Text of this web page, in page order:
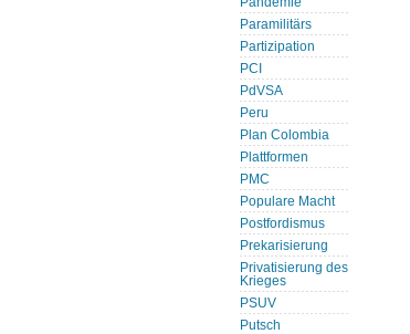
Paramilitärs
Partizipation
PCI
PdVSA
Peru
Plan Colombia
Plattformen
PMC
Populare Macht
Postfordismus
Prekarisierung
Privatisierung des
Krieges
PSUV
Putsch